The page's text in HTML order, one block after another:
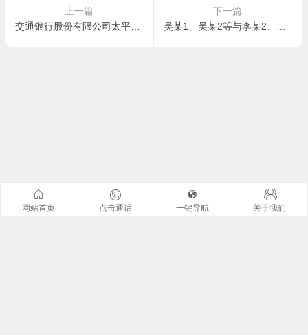
上一篇
交通银行股份有限公司太平洋信用卡中心武汉分中心与徐某光信用卡纠纷一审民事判决书
下一篇
吴某1、吴某2等与李某2、敖某等渔业承包合同纠纷一审民事判决书
网站首页 点击通话 一键导航 关于我们